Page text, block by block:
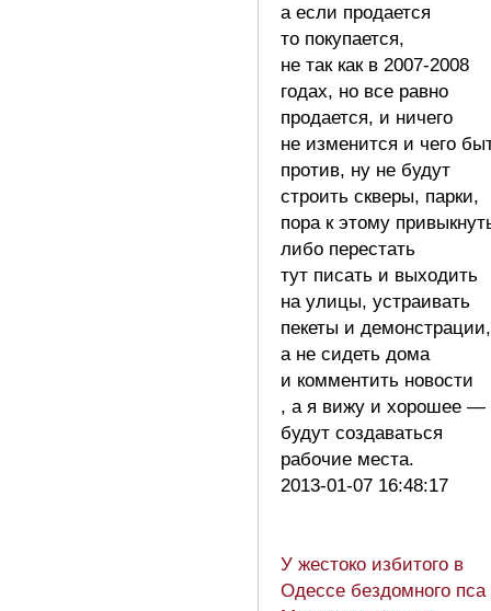
а если продается
то покупается,
не так как в 2007-2008
годах, но все равно
продается, и ничего
не изменится и чего
против, ну не будут
строить скверы, парки,
пора к этому
либо перестать
тут писать и выходить
на улицы, устраивать
пекеты и демонстрации,
а не сидеть дома
и комментить новости
, а я вижу и хорошее —
будут создаваться
рабочие места.
2013-01-07 16:48:17
У жестоко избитого в
Одессе бездомного пса